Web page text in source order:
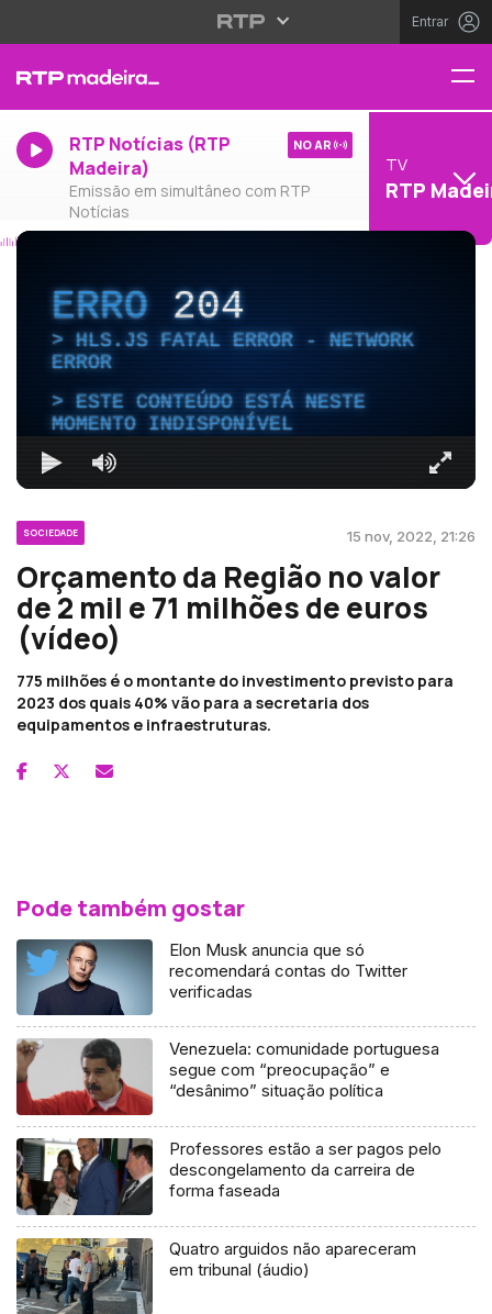
Entrar
RTP Notícias (RTP
Madeira)
Emissão em simultâneo com RTP
Notícias
NO AR
TV
RTP
ERRO204
HLS.JS FATAL ERROR - NETWORK
ERROR
ESTE CONTEÚDO ESTÁ NESTE
MOMENTO INDISPONÍVEL
SOCIEDADE 15 nov, 2022, 21:26
Orçamento da Região no valor
de 2 mil e 71 milhões de euros
(vídeo)
775 milhões é o montante do investimento previsto para
2023 dos quais 40% vão para a secretaria dos
equipamentos e infraestruturas.
Pode também gostar
Elon Musk anuncia que só
recomendará contas do Twitter
verificadas
Venezuela: comunidade portuguesa
segue com “preocupação” e
“desânimo” situação política
Professores estão a ser pagos pelo
descongelamento da carreira de
forma faseada
Quatro arguidos não apareceram
em tribunal (áudio)